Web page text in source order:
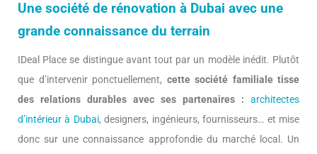
Une société de rénovation à Dubai avec une
grande connaissance du terrain
IDeal Place se distingue avant tout par un modèle inédit. Plutôt
que d’intervenir ponctuellement, cette société familiale tisse
des relations durables avec ses partenaires :
architectes
d’intérieur à Dubai, designers, ingénieurs, fournisseurs… et mise
donc sur une connaissance approfondie du marché local. Un